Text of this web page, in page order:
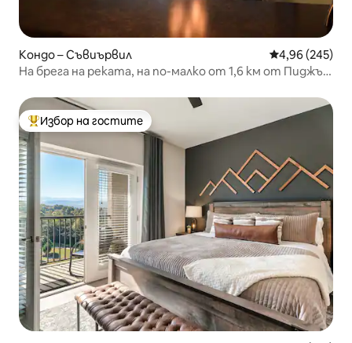
Кондо – Съвиървил Средна
4,96 (245)
На брега на реката, на по-малко от 1,6 км от Пиджън
Най-популярен избор на гостите
Избор на гостите